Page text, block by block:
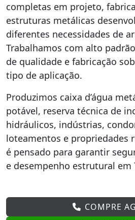
completas em projeto,
estruturas metálicas
diferentes necessidades de
Trabalhamos com alto
de qualidade e fabricação
tipo de aplicação.
Produzimos caixa d’água
potável, reserva técnica de
hidráulicos, indústrias,
loteamentos e propriedades
é pensado para garantir
e desempenho estrutural em
COMPRE